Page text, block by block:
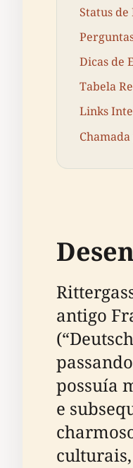
Status
Dicas de
Tabela
Links
antigo
possuía
e